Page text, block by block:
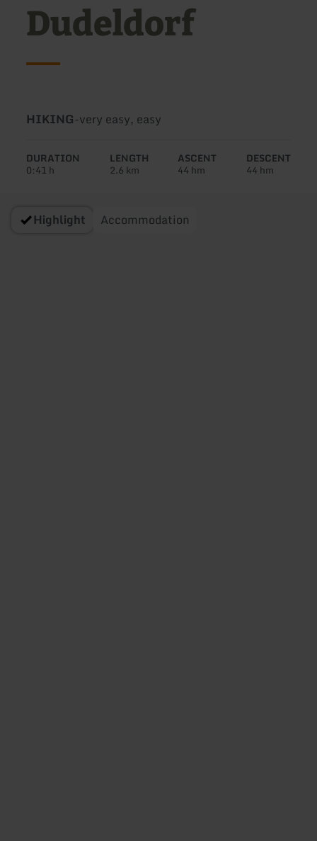
Dudeldorf
Type
tour:
HIKING-Difficulty:
very easy, easy
DURATION
0:41 h
LENGTH
2.6 km
ASCENT
44 hm
DESCENT
44 hm
Highlight Accommodation